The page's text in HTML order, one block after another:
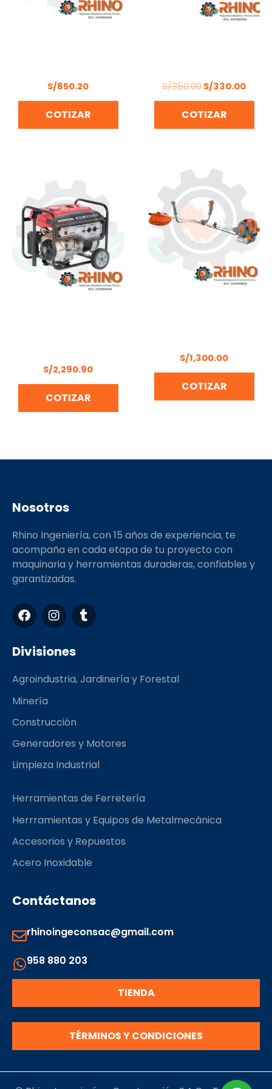
S/850.20
COTIZAR
S/350.00S/330.00
COTIZAR
S/2,290.90
COTIZAR
S/1,300.00
COTIZAR
Nosotros
Rhino Ingeniería, con 15 años de experiencia, te
acompaña en cada etapa de tu proyecto con
maquinaria y herramientas duraderas, confiables y
garantizadas.
F
a
c
e
b
o
I
n
s
t
a
r
T
u
m
Divisiones
Agroindustria, Jardinería y Forestal
Minería
Construcción
Generadores y Motores
Limpieza Industrial
Herramientas de Ferretería
Herrramientas y Equipos de Metalmecánica
Accesorios y Repuestos
Acero Inoxidable
Contáctanos
rhinoingeconsac@gmail.com
958 880 203
TIENDA
TÉRMINOS Y CONDICIONES